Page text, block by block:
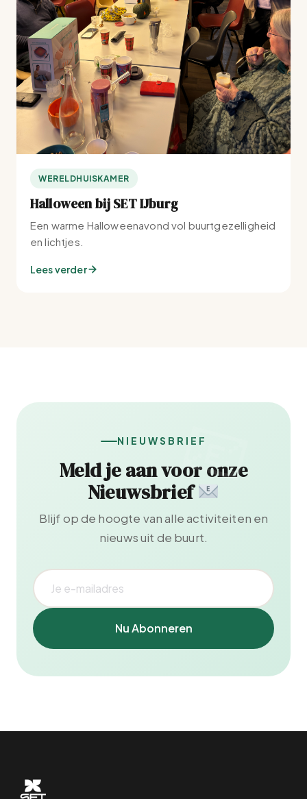
WERELDHUISKAMER
Halloween bij SET IJburg
Een warme Halloweenavond vol buurtgezelligheid
en lichtjes.
Lees verder
NIEUWSBRIEF
Meld je aan voor onze
Nieuwsbrief
Blijf op de hoogte van alle activiteiten en
nieuws uit de buurt.
Nu Abonneren